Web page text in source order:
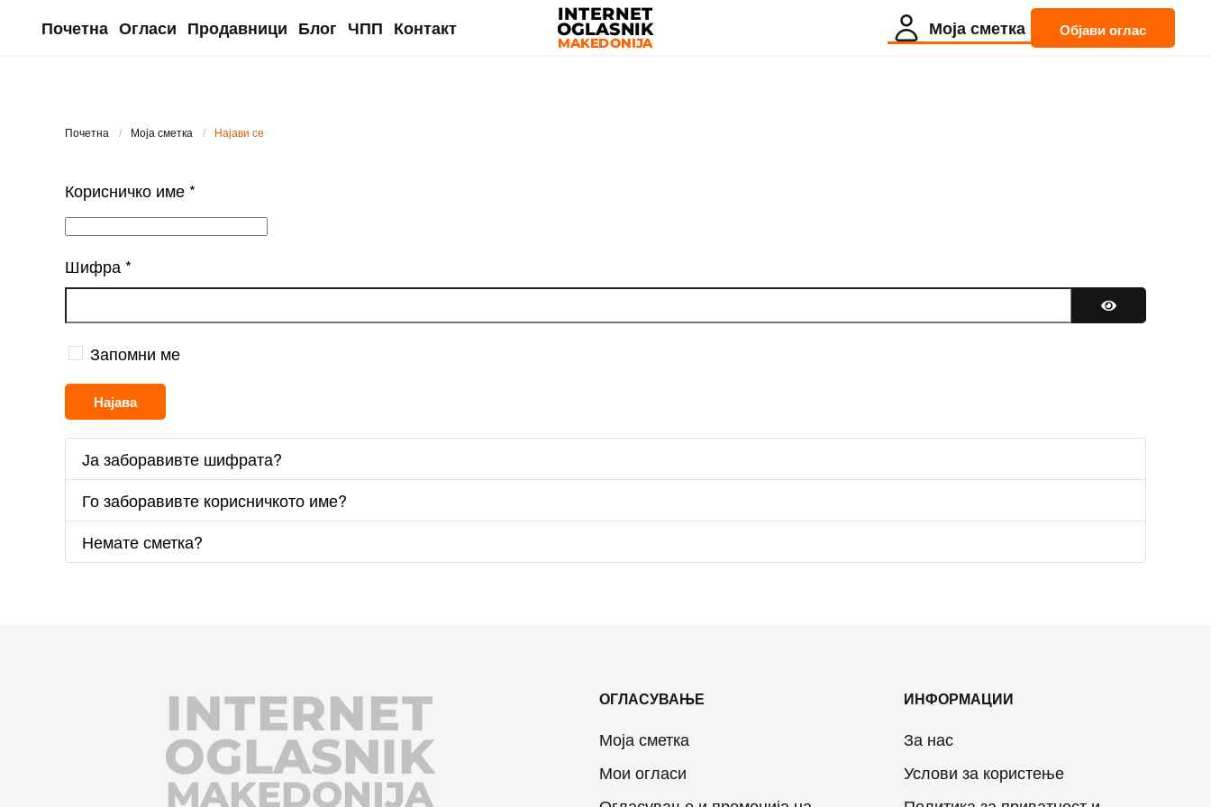
Почетна Огласи Продавници Блог ЧПП Контакт Моја сметка Објави оглас
Почетна Моја сметка Најави се
Корисничко име *
Шифра *
Запомни ме
Најава
Ја заборавивте шифрата?
Го заборавивте корисничкото име?
Немате сметка?
INTERNET
MAKEDONIJA
OGLASNIK
ОГЛАСУВАЊЕ
Моја сметка
Мои огласи
ИНФОРМАЦИИ
За нас
Услови за користење